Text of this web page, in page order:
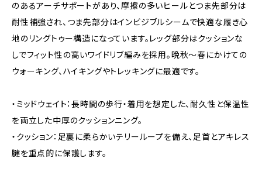
のあるアーチサポートがあり、摩擦の多いヒールとつま先部分は
耐性補強され、つま先部分はインビジブルシームで快適な履き心
地のリングトゥー構造になっています。レッグ部分はクッションな
しでフィット性の高いワイドリブ編みを採用。晩秋～春にかけての
ウォーキング、ハイキングやトレッキングに最適です。
・ミッドウェイト：長時間の歩行・着用を想定した、耐久性と保温性
を両立した中厚のクッションニング。
・クッション：足裏に柔らかいテリーループを備え、足首とアキレス
腱を重点的に保護します。